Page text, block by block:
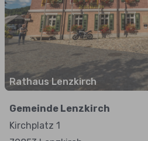
Rathaus Lenzkirch
Gemeinde Lenzkirch
Kirchplatz 1